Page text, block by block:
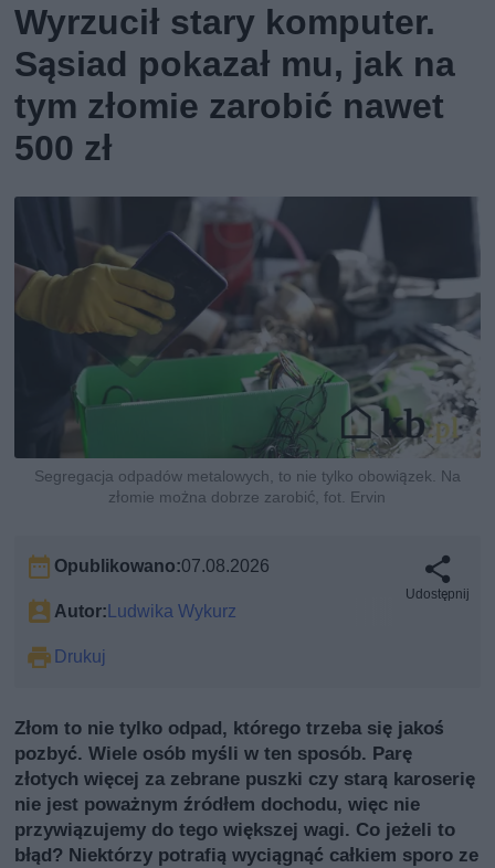
Wyrzucił stary komputer.
Sąsiad pokazał mu, jak na
tym złomie zarobić nawet
500 zł
Segregacja odpadów metalowych, to nie tylko obowiązek. Na
złomie można dobrze zarobić, fot. Ervin
Opublikowano:07.08.2026
Autor: Ludwika Wykurz
Drukuj
Udostępnij
Złom to nie tylko odpad, którego trzeba się jakoś
pozbyć. Wiele osób myśli w ten sposób. Parę
złotych więcej za zebrane puszki czy starą karoserię
nie jest poważnym źródłem dochodu, więc nie
przywiązujemy do tego większej wagi. Co jeżeli to
błąd? Niektórzy potrafią wyciągnąć całkiem sporo ze